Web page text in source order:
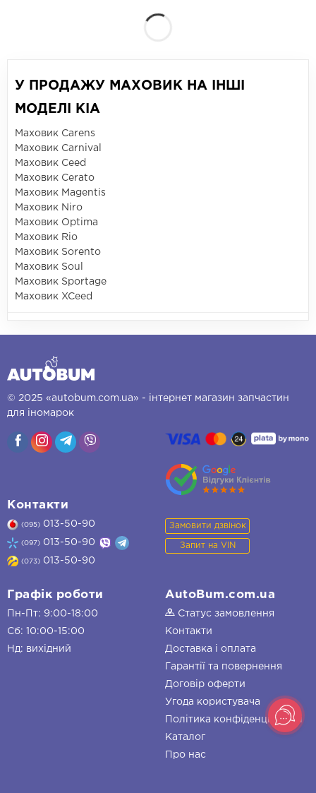
У ПРОДАЖУ МАХОВИК НА ІНШІ
МОДЕЛІ KIA
Маховик Carens
Маховик Carnival
Маховик Ceed
Маховик Cerato
Маховик Magentis
Маховик Niro
Маховик Optima
Маховик Rio
Маховик Sorento
Маховик Soul
Маховик Sportage
Маховик XCeed
© 2025 «autobum.com.ua» - інтернет магазин запчастин
для іномарок
Контакти
(095) 013-50-90
(097) 013-50-90
(073) 013-50-90
Замовити дзвінок
Запит на VIN
Графік роботи
Пн-Пт: 9:00-18:00
Сб: 10:00-15:00
Нд: вихідний
AutoBum.com.ua
Статус замовлення
Контакти
Доставка і оплата
Гарантії та повернення
Договір оферти
Угода користувача
Політика конфіденційності
Каталог
Про нас